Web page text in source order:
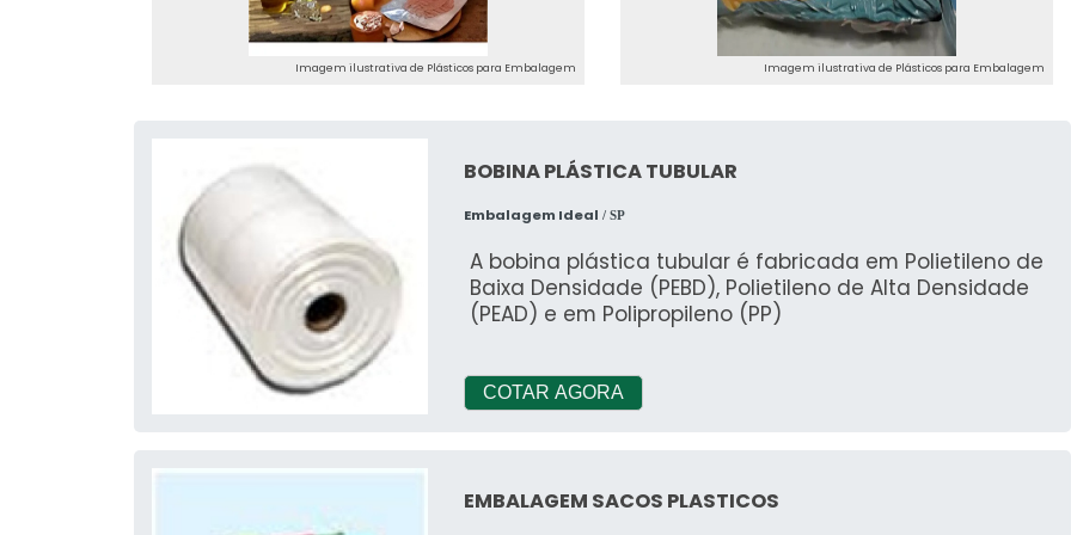
segurança, conte com a AURUM.
Imagem ilustrativa de Plásticos para Embalagem Imagem ilustrativa de Plásticos para Embalagem
BOBINA PLÁSTICA TUBULAR
Embalagem Ideal / SP
A bobina plástica tubular é fabricada em Polietileno de
Baixa Densidade (PEBD), Polietileno de Alta Densidade
(PEAD) e em Polipropileno (PP)
COTAR AGORA
EMBALAGEM SACOS PLASTICOS